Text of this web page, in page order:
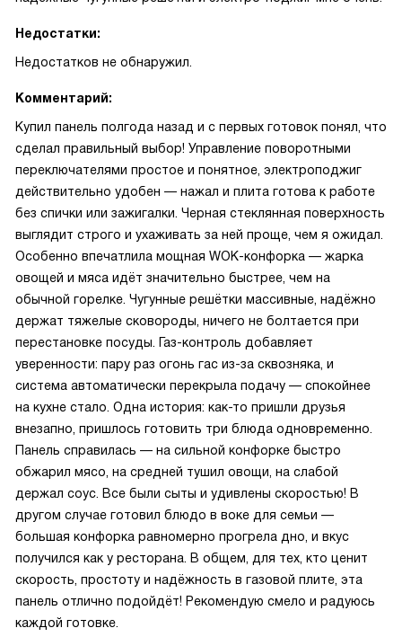
Недостатки:
Недостатков не обнаружил.
Комментарий:
Купил панель полгода назад и с первых готовок понял, что
сделал правильный выбор! Управление поворотными
переключателями простое и понятное, электроподжиг
действительно удобен — нажал и плита готова к работе
без спички или зажигалки. Черная стеклянная поверхность
выглядит строго и ухаживать за ней проще, чем я ожидал.
Особенно впечатлила мощная WOK-конфорка — жарка
овощей и мяса идёт значительно быстрее, чем на
обычной горелке. Чугунные решётки массивные, надёжно
держат тяжелые сковороды, ничего не болтается при
перестановке посуды. Газ-контроль добавляет
уверенности: пару раз огонь гас из-за сквозняка, и
система автоматически перекрыла подачу — спокойнее
на кухне стало. Одна история: как-то пришли друзья
внезапно, пришлось готовить три блюда одновременно.
Панель справилась — на сильной конфорке быстро
обжарил мясо, на средней тушил овощи, на слабой
держал соус. Все были сыты и удивлены скоростью! В
другом случае готовил блюдо в воке для семьи —
большая конфорка равномерно прогрела дно, и вкус
получился как у ресторана. В общем, для тех, кто ценит
скорость, простоту и надёжность в газовой плите, эта
панель отлично подойдёт! Рекомендую смело и радуюсь
каждой готовке.